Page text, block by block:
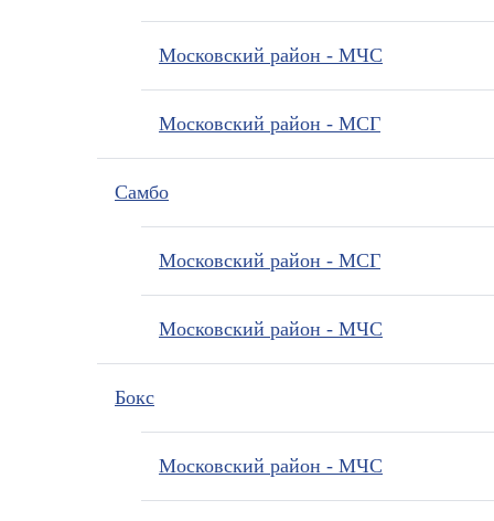
Московский район - МЧС
Московский район - МСГ
Самбо
Московский район - МСГ
Московский район - МЧС
Бокс
Московский район - МЧС